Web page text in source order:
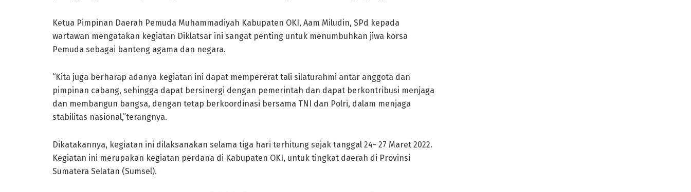
Ketua Pimpinan Daerah Pemuda Muhammadiyah Kabupaten OKI, Aam Miludin, SPd kepada
wartawan mengatakan kegiatan Diklatsar ini sangat penting untuk menumbuhkan jiwa korsa
Pemuda sebagai banteng agama dan negara.
“Kita juga berharap adanya kegiatan ini dapat mempererat tali silaturahmi antar anggota dan
pimpinan cabang, sehingga dapat bersinergi dengan pemerintah dan dapat berkontribusi menjaga
dan membangun bangsa, dengan tetap berkoordinasi bersama TNI dan Polri, dalam menjaga
stabilitas nasional,”terangnya.
Dikatakannya, kegiatan ini dilaksanakan selama tiga hari terhitung sejak tanggal 24- 27 Maret 2022.
Kegiatan ini merupakan kegiatan perdana di Kabupaten OKI, untuk tingkat daerah di Provinsi
Sumatera Selatan (Sumsel).